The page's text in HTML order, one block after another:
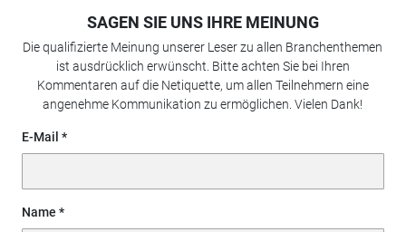
SAGEN SIE UNS IHRE MEINUNG
Die qualifizierte Meinung unserer Leser zu allen Branchenthemen
ist ausdrücklich erwünscht. Bitte achten Sie bei Ihren
Kommentaren auf die Netiquette, um allen Teilnehmern eine
angenehme Kommunikation zu ermöglichen. Vielen Dank!
E-Mail
Name